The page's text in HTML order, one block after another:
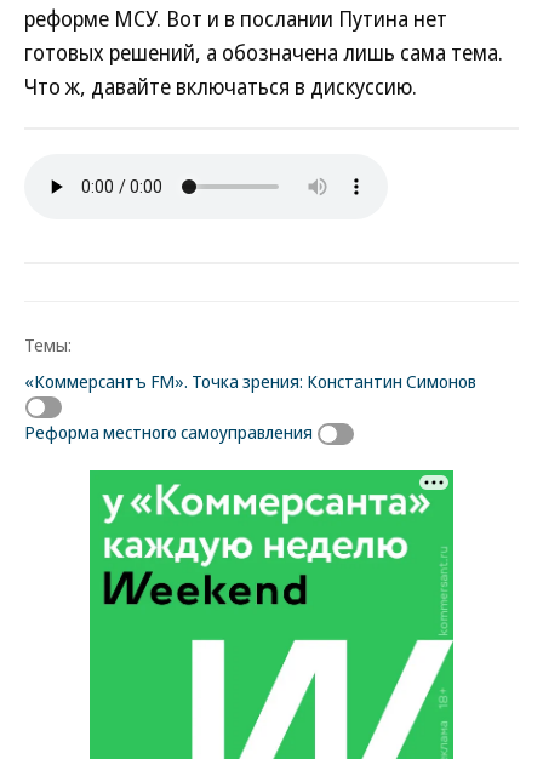
реформе МСУ. Вот и в послании Путина нет
готовых решений, а обозначена лишь сама тема.
Что ж, давайте включаться в дискуссию.
Темы:
«Коммерсантъ FM». Точка зрения: Константин Симонов
Реформа местного самоуправления